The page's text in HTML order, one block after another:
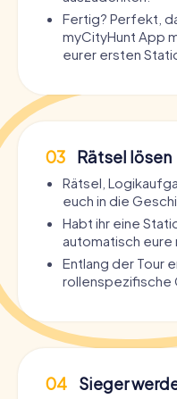
Fertig? Perfekt,
myCityHunt App
eurer ersten
03 Rätsel lösen
Rätsel,
euch in die
Habt ihr eine
automatisch eure
Entlang der Tour
rollenspezifische
04 Sieger